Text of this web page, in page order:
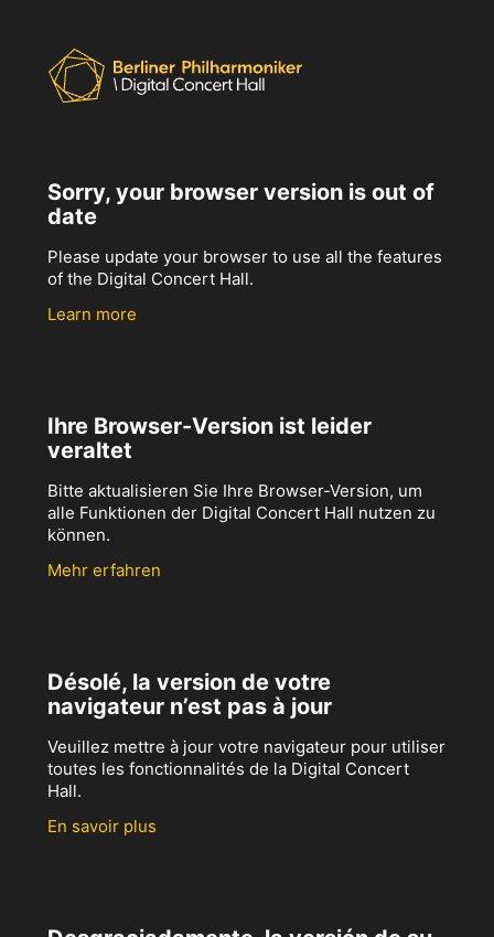
Sorry, your browser version is out of
date
Please update your browser to use all the features
of the Digital Concert Hall.
Learn more
Ihre Browser-Version ist leider
veraltet
Bitte aktualisieren Sie Ihre Browser-Version, um
alle Funktionen der Digital Concert Hall nutzen zu
können.
Mehr erfahren
Désolé, la version de votre
navigateur n’est pas à jour
Veuillez mettre à jour votre navigateur pour utiliser
toutes les fonctionnalités de la Digital Concert
Hall.
En savoir plus